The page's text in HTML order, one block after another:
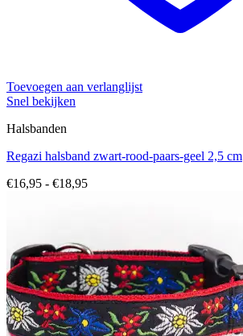
Toevoegen aan verlanglijst
Snel bekijken
Halsbanden
Regazi halsband zwart-rood-paars-geel 2,5 cm
€16,95 - €18,95Prijsklasse: